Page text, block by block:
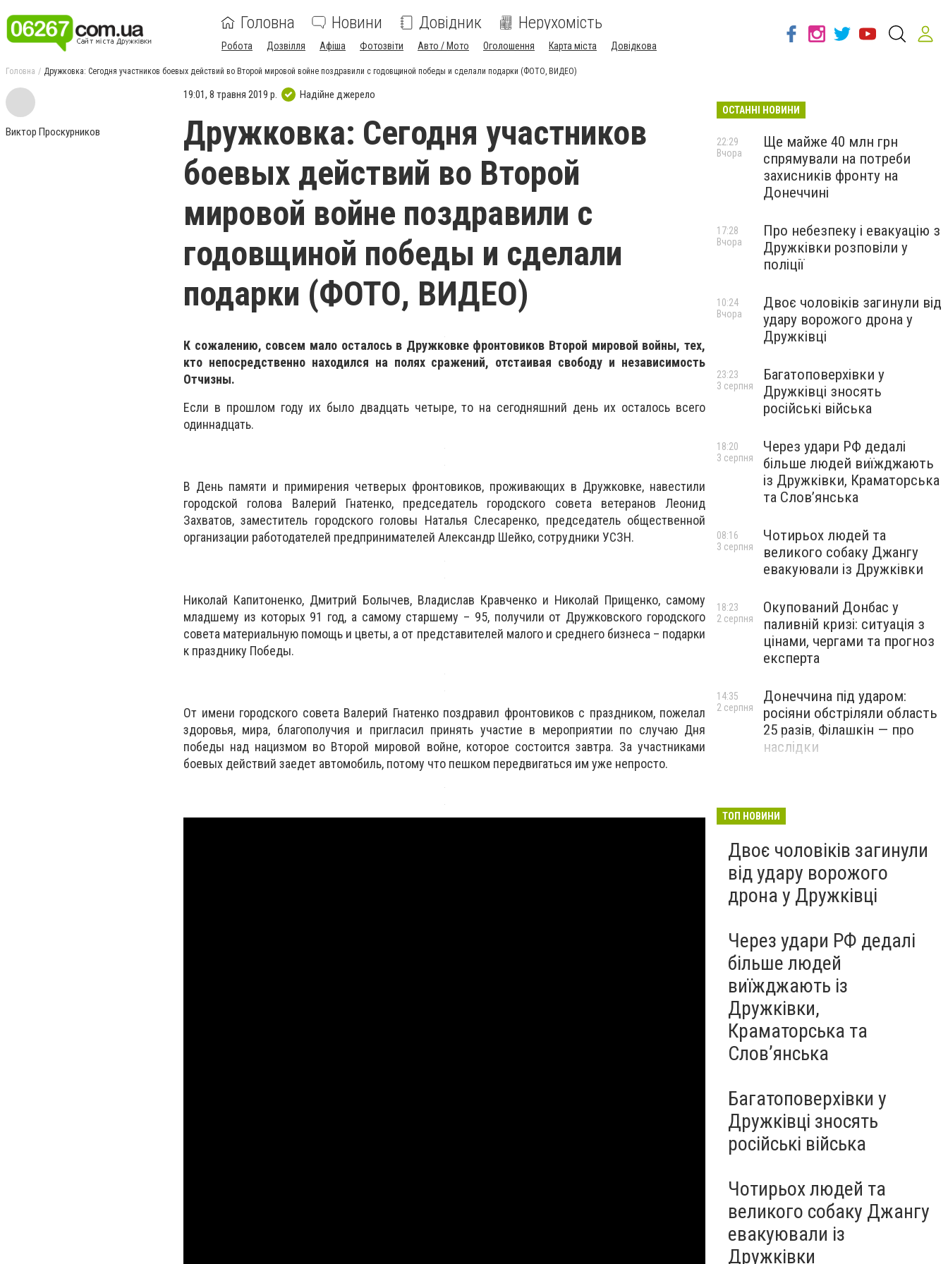
Головна Новини Довідник Нерухомість
Робота Дозвілля Афіша Фотозвіти Авто / Мото Оголошення Карта міста Довідкова
Головна Дружковка: Сегодня участников боевых действий во Второй мировой войне поздравили с годовщиной победы и сделали подарки (ФОТО, ВИДЕО)
Виктор Проскурников
19:01, 8 травня 2019 р. Надійне джерело
Дружковка: Сегодня участников
боевых действий во Второй
мировой войне поздравили с
годовщиной победы и сделали
подарки (ФОТО, ВИДЕО)
К сожалению, совсем мало осталось в Дружковке фронтовиков Второй мировой войны, тех,
кто непосредственно находился на полях сражений, отстаивая свободу и независимость
Отчизны.
Если в прошлом году их было двадцать четыре, то на сегодняшний день их осталось всего
одиннадцать.
В День памяти и примирения четверых фронтовиков, проживающих в Дружковке, навестили
городской голова Валерий Гнатенко, председатель городского совета ветеранов Леонид
Захватов, заместитель городского головы Наталья Слесаренко, председатель общественной
организации работодателей предпринимателей Александр Шейко, сотрудники УСЗН.
Николай Капитоненко, Дмитрий Болычев, Владислав Кравченко и Николай Прищенко, самому
младшему из которых 91 год, а самому старшему – 95, получили от Дружковского городского
совета материальную помощь и цветы, а от представителей малого и среднего бизнеса – подарки
к празднику Победы.
От имени городского совета Валерий Гнатенко поздравил фронтовиков с праздником, пожелал
здоровья, мира, благополучия и пригласил принять участие в мероприятии по случаю Дня
победы над нацизмом во Второй мировой войне, которое состоится завтра. За участниками
боевых действий заедет автомобиль, потому что пешком передвигаться им уже непросто.
ОСТАННІ НОВИНИ
Ще майже 40 млн грн
спрямували на потреби
захисників фронту на
Донеччині
22:29
Вчора
Про небезпеку і евакуацію з
Дружківки розповіли у
поліції
17:28
Вчора
Двоє чоловіків загинули від
удару ворожого дрона у
Дружківці
10:24
Вчора
Багатоповерхівки у
Дружківці зносять
російські війська
23:23
3 серпня
Через удари РФ дедалі
більше людей виїжджають
із Дружківки, Краматорська
та Слов’янська
18:20
3 серпня
Чотирьох людей та
великого собаку Джангу
евакуювали із Дружківки
08:16
3 серпня
Окупований Донбас у
паливній кризі: ситуація з
цінами, чергами та прогноз
експерта
18:23
2 серпня
Донеччина під ударом:
росіяни обстріляли область
25 разів, Філашкін — про
наслідки
14:35
2 серпня
ТОП НОВИНИ
Двоє чоловіків загинули
від удару ворожого
дрона у Дружківці
Через удари РФ дедалі
більше людей
виїжджають із
Дружківки,
Краматорська та
Слов’янська
Багатоповерхівки у
Дружківці зносять
російські війська
Чотирьох людей та
великого собаку Джангу
евакуювали із
Дружківки